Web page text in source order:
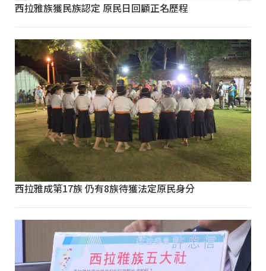
西拉雅族獲民族認定 原民日回顧正名歷程
西拉雅成第17族 仍有8族待獲法定原民身分